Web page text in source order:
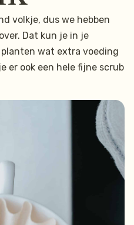
volkje, dus we hebben
Dat kun je in je
wat extra voeding
er ook een hele fijne scrub